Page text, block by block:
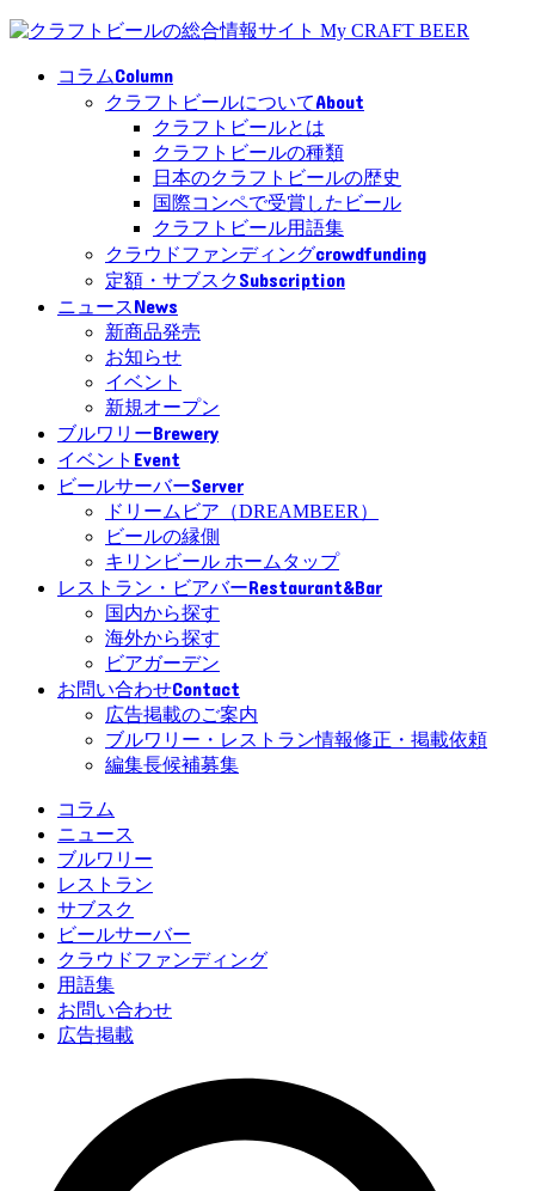
コラムColumn
クラフトビールについてAbout
クラフトビールとは
クラフトビールの種類
日本のクラフトビールの歴史
国際コンペで受賞したビール
クラフトビール用語集
クラウドファンディングcrowdfunding
定額・サブスクSubscription
ニュースNews
新商品発売
お知らせ
イベント
新規オープン
ブルワリーBrewery
イベント Event
ビールサーバーServer
ドリームビア（DREAMBEER）
ビールの縁側
キリンビール ホームタップ
レストラン・ビアバーRestaurant&Bar
国内から探す
海外から探す
ビアガーデン
お問い合わせContact
広告掲載のご案内
ブルワリー・レストラン情報修正・掲載依頼
編集長候補募集
コラム
ニュース
ブルワリー
レストラン
サブスク
ビールサーバー
クラウドファンディング
用語集
お問い合わせ
広告掲載